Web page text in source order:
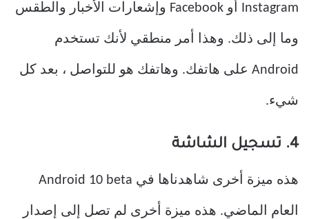
Instagram أو Facebook وإشعارات الأخبار والطقس
وما إلى ذلك. وهذا أمر منطقي لأنك تستخدم
Android على هاتفك. وهاتفك هو للتواصل ، بعد كل
شيء.
4. تسجيل الشاشة
هذه ميزة أخرى شاهدناها في Android 10 beta
العام الماضي. هذه ميزة أخرى لم تصل إلى إصدار